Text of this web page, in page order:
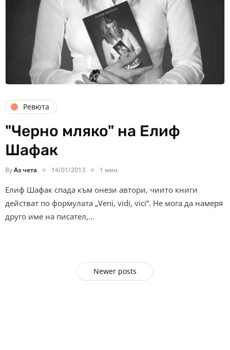
Ревюта
"Черно мляко" на Елиф
Шафак
ByАз чета 14/01/2013 1 мин.
Елиф Шафак спада към онези автори, чиито книги
действат по формулата „Veni, vidi, vici“. Не мога да намеря
друго име на писател,…
Newer posts